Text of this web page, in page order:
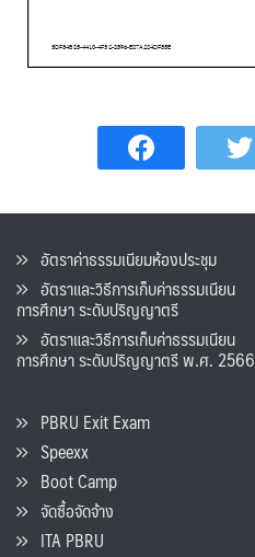
อัตราค่าธรรมเนียมห้องประชุม
อัตราและวิธีการเก็บค่าธรรมเนียน
การศึกษา ระดับปริญญาตรี
อัตราและวิธีการเก็บค่าธรรมเนียน
การศึกษา ระดับปริญญาตรี พ.ศ. 2566
PBRU Exit Exam
Speexx
Boot Camp
จัดซื้อจัดจ้าง
ITA PBRU